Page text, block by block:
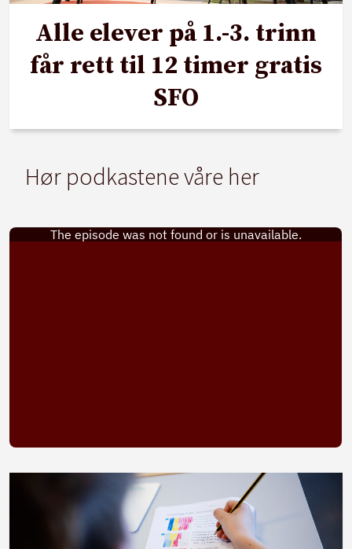
Alle elever på 1.-3. trinn
får rett til 12 timer gratis
SFO
Hør podkastene våre her